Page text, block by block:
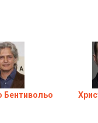
Бентивольо